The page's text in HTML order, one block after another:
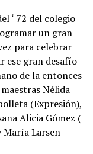
‘ 72 del colegio
un gran
para celebrar
ese gran desafío
de la entonces
Nélida
(Expresión),
Alicia Gómez (
Larsen